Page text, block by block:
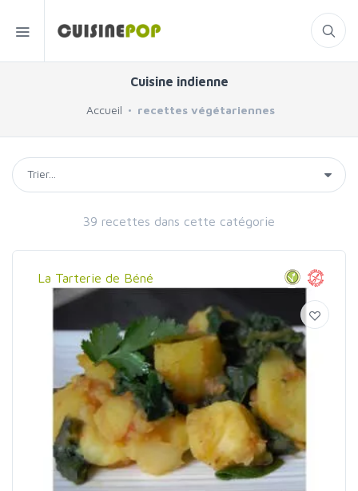
Cuisine indienne
Accueil recettes végétariennes
39 recettes dans cette catégorie
La Tarterie de Béné